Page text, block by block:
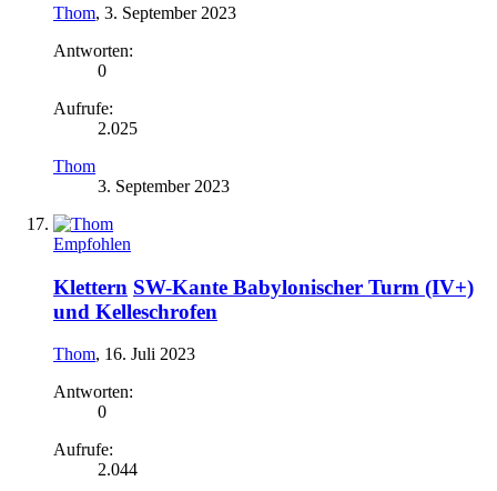
Thom, 3. September 2023
Antworten:
0
Aufrufe:
2.025
Thom
3. September 2023
Empfohlen
Klettern SW-Kante Babylonischer Turm (IV+)
und Kelleschrofen
Thom, 16. Juli 2023
Antworten:
0
Aufrufe:
2.044